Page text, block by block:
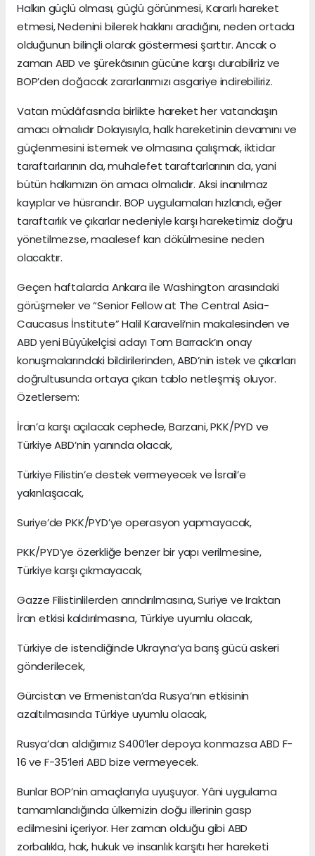
Halkın güçlü olması, güçlü görünmesi, Kararlı hareket
etmesi, Nedenini bilerek hakkını aradığını, neden ortada
olduğunun bilinçli olarak göstermesi şarttır. Ancak o
zaman ABD ve şürekâsının gücüne karşı durabiliriz ve
BOP’den doğacak zararlarımızı asgariye indirebiliriz.
Vatan müdâfasında birlikte hareket her vatandaşın
amacı olmalıdır Dolayısıyla, halk hareketinin devamını ve
güçlenmesini istemek ve olmasına çalışmak, iktidar
taraftarlarının da, muhalefet taraftarlarının da, yani
bütün halkımızın ön amacı olmalıdır. Aksi inanılmaz
kayıplar ve hüsrandır. BOP uygulamaları hızlandı, eğer
taraftarlık ve çıkarlar nedeniyle karşı hareketimiz doğru
yönetilmezse, maalesef kan dökülmesine neden
olacaktır.
Geçen haftalarda Ankara ile Washington arasındaki
görüşmeler ve “Senior Fellow at The Central Asia-
Caucasus İnstitute” Halil Karaveli’nin makalesinden ve
ABD yeni Büyükelçisi adayı Tom Barrack’ın onay
konuşmalarındaki bildirilerinden, ABD’nin istek ve çıkarları
doğrultusunda ortaya çıkan tablo netleşmiş oluyor.
Özetlersem:
İran’a karşı açılacak cephede, Barzani, PKK/PYD ve
Türkiye ABD’nin yanında olacak,
Türkiye Filistin’e destek vermeyecek ve İsrail’e
yakınlaşacak,
Suriye’de PKK/PYD’ye operasyon yapmayacak,
PKK/PYD’ye özerkliğe benzer bir yapı verilmesine,
Türkiye karşı çıkmayacak,
Gazze Filistinlilerden arındırılmasına, Suriye ve Iraktan
İran etkisi kaldırılmasına, Türkiye uyumlu olacak,
Türkiye de istendiğinde Ukrayna’ya barış gücü askeri
gönderilecek,
Gürcistan ve Ermenistan’da Rusya’nın etkisinin
azaltılmasında Türkiye uyumlu olacak,
Rusya’dan aldığımız S400’ler depoya konmazsa ABD F-
16 ve F-35’leri ABD bize vermeyecek.
Bunlar BOP’nin amaçlarıyla uyuşuyor. Yâni uygulama
tamamlandığında ülkemizin doğu illerinin gasp
edilmesini içeriyor. Her zaman olduğu gibi ABD
zorbalıkla, hak, hukuk ve insanlık karşıtı her hareketi